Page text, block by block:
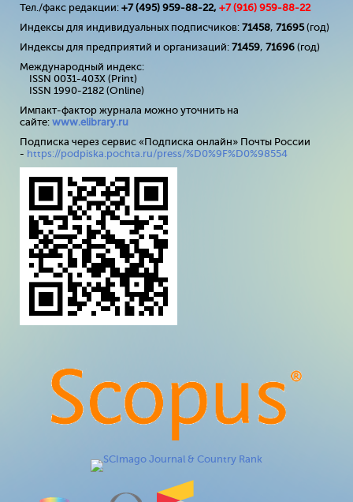
Тел./факс редакции: +7 (495) 959-88-22, +7 (916) 959-88-22
Индексы для индивидуальных подписчиков: 71458, 71695(год)
Индексы для предприятий и организаций: 71459, 71696 (год)
Международный индекс:
ISSN 0031-403X (Print)
ISSN 1990-2182 (Online)
Импакт-фактор журнала можно уточнить на
сайте: www.elibrary.ru
Подписка через сервис «Подписка онлайн» Почты России
- https://podpiska.pochta.ru/press/%D0%9F%D0%98554